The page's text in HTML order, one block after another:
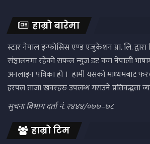
हाम्रो बारेमा
स्टार नेपाल इन्फोसिस एण्ड एजुकेशन प्रा. लि.
संञ्चालनमा रहेको सफल न्युज डट कम नेपाली
अनलाइन पत्रिका हो । हामी यसको माध्यमबाट
हरपल ताजा खवरहरु उपलब्ध गराउने प्रतिवद्धता
सुचना बिभाग दर्ता नं. २४४४/०७७–७८
हाम्रो टिम